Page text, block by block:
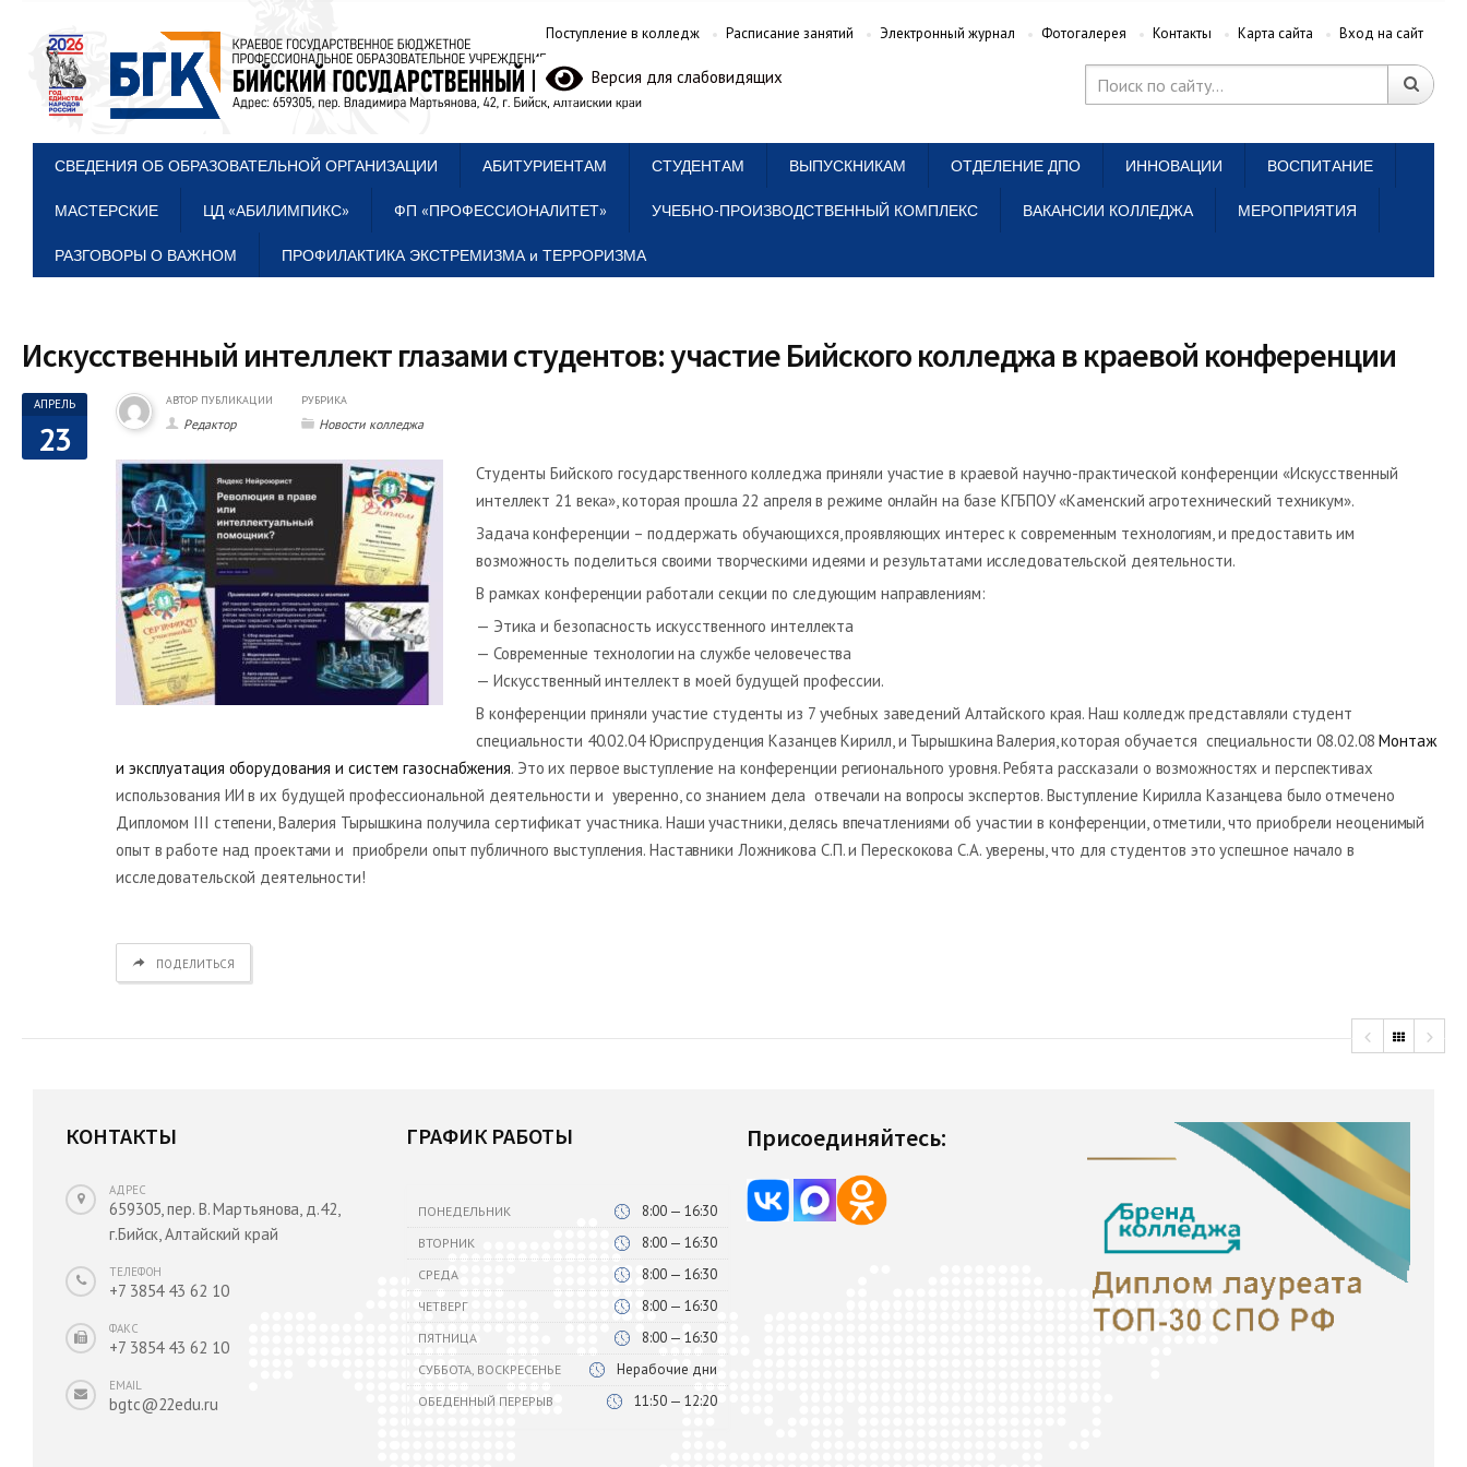
Поступление в колледж Расписание занятий Электронный журнал Фотогалерея Контакты Карта сайта Вход на сайт
Версия для слабовидящих
СВЕДЕНИЯ ОБ ОБРАЗОВАТЕЛЬНОЙ ОРГАНИЗАЦИИ АБИТУРИЕНТАМ СТУДЕНТАМ ВЫПУСКНИКАМ ОТДЕЛЕНИЕ ДПО ИННОВАЦИИ ВОСПИТАНИЕ
МАСТЕРСКИЕ ЦД «АБИЛИМПИКС» ФП «ПРОФЕССИОНАЛИТЕТ» УЧЕБНО-ПРОИЗВОДСТВЕННЫЙ КОМПЛЕКС ВАКАНСИИ КОЛЛЕДЖА МЕРОПРИЯТИЯ
РАЗГОВОРЫ О ВАЖНОМ ПРОФИЛАКТИКА ЭКСТРЕМИЗМА и ТЕРРОРИЗМА
Искусственный интеллект глазами студентов: участие Бийского колледжа в краевой конференции
АПРЕЛЬ
23
АВТОР ПУБЛИКАЦИИ
Редактор
РУБРИКА
Новости колледжа
Студенты Бийского государственного колледжа приняли участие в краевой научно-практической конференции «Искусственный
интеллект 21 века», которая прошла 22 апреля в режиме онлайн на базе КГБПОУ «Каменский агротехнический техникум».
Задача конференции – поддержать обучающихся, проявляющих интерес к современным технологиям, и предоставить им
возможность поделиться своими творческими идеями и результатами исследовательской деятельности.
В рамках конференции работали секции по следующим направлениям:
— Этика и безопасность искусственного интеллекта
— Современные технологии на службе человечества
— Искусственный интеллект в моей будущей профессии.
В конференции приняли участие студенты из 7 учебных заведений Алтайского края. Наш колледж представляли студент
специальности 40.02.04 Юриспруденция Казанцев Кирилл, и Тырышкина Валерия, которая обучается специальности 08.02.08Монтаж
и эксплуатация оборудования и систем газоснабжения. Это их первое выступление на конференции регионального уровня. Ребята рассказали о возможностях и перспективах
использования ИИ в их будущей профессиональной деятельности и уверенно, со знанием дела отвечали на вопросы экспертов. Выступление Кирилла Казанцева было отмечено
Дипломом III степени, Валерия Тырышкина получила сертификат участника. Наши участники, делясь впечатлениями об участии в конференции, отметили, что приобрели неоценимый
опыт в работе над проектами и приобрели опыт публичного выступления. Наставники Ложникова С.П. и Перескокова С.А. уверены, что для студентов это успешное начало в
исследовательской деятельности!
ПОДЕЛИТЬСЯ
КОНТАКТЫ
АДРЕС
659305, пер. В. Мартьянова, д.42,
г.Бийск, Алтайский край
ТЕЛЕФОН
+7 3854 43 62 10
ФАКС
+7 3854 43 62 10
EMAIL
bgtc@22edu.ru
ГРАФИК РАБОТЫ
ПОНЕДЕЛЬНИК 8:00 — 16:30
ВТОРНИК 8:00 — 16:30
СРЕДА 8:00 — 16:30
ЧЕТВЕРГ 8:00 — 16:30
ПЯТНИЦА 8:00 — 16:30
СУББОТА, ВОСКРЕСЕНЬЕ Нерабочие дни
ОБЕДЕННЫЙ ПЕРЕРЫВ 11:50 — 12:20
Присоединяйтесь: